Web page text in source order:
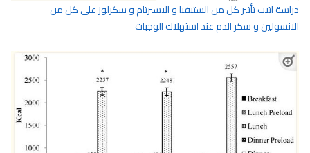
دراسة اثبت تأثير كل من الستيفيا و الاسبرتام و سكرلوز على كل من
الانسولين و سكر الدم عند استهلاك الوجبات